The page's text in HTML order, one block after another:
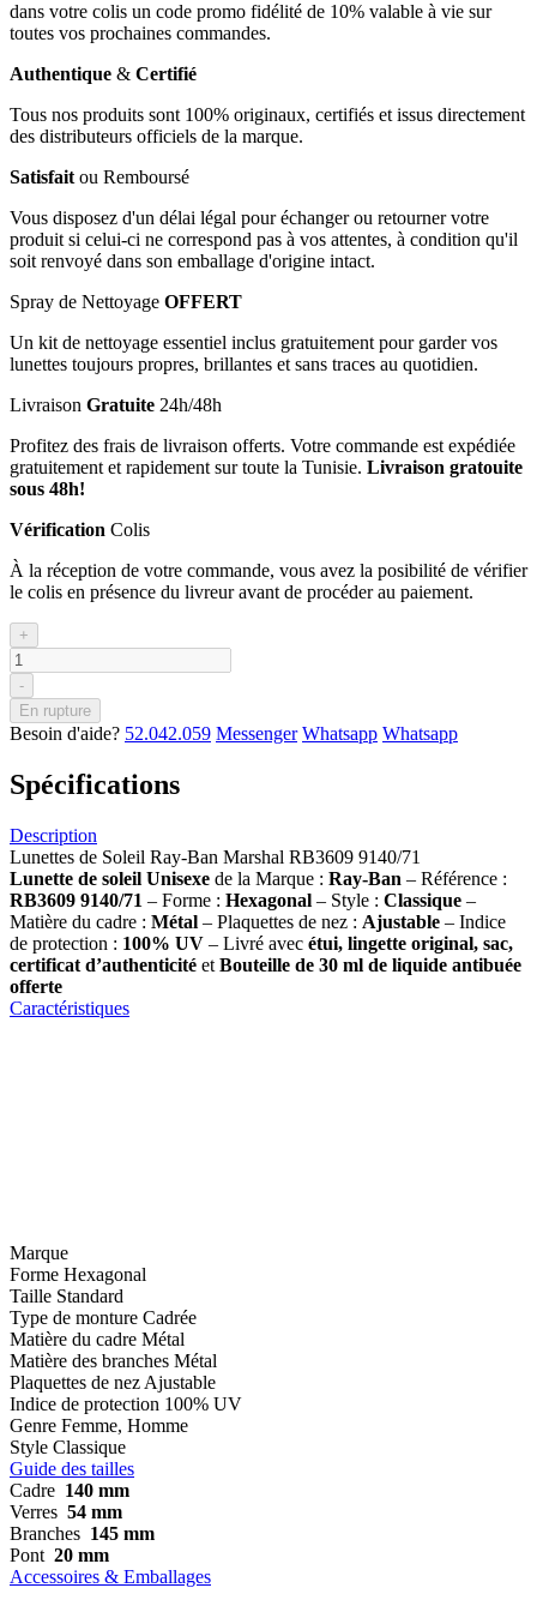
dans votre colis un code promo fidélité de 10% valable à vie sur
toutes vos prochaines commandes.
Authentique & Certifié
Tous nos produits sont 100% originaux, certifiés et issus directement
des distributeurs officiels de la marque.
Satisfait ou Remboursé
Vous disposez d'un délai légal pour échanger ou retourner votre
produit si celui-ci ne correspond pas à vos attentes, à condition qu'il
soit renvoyé dans son emballage d'origine intact.
Spray de Nettoyage OFFERT
Un kit de nettoyage essentiel inclus gratuitement pour garder vos
lunettes toujours propres, brillantes et sans traces au quotidien.
Livraison Gratuite 24h/48h
Profitez des frais de livraison offerts. Votre commande est expédiée
gratuitement et rapidement sur toute la Tunisie. Livraison gratouite
sous 48h!
Vérification Colis
À la réception de votre commande, vous avez la posibilité de vérifier
le colis en présence du livreur avant de procéder au paiement.
+
-
En rupture
Besoin d'aide? 52.042.059 Messenger Whatsapp Whatsapp
Spécifications
Description
Lunettes de Soleil Ray-Ban Marshal RB3609 9140/71
Lunette de soleil Unisexe de la Marque : Ray-Ban – Référence :
RB3609 9140/71 – Forme : Hexagonal – Style : Classique –
Matière du cadre : Métal – Plaquettes de nez : Ajustable – Indice
de protection : 100% UV – Livré avec étui, lingette original, sac,
certificat d’authenticité et Bouteille de 30 ml de liquide antibuée
offerte
Caractéristiques
Marque
Forme Hexagonal
Taille Standard
Type de monture Cadrée
Matière du cadre Métal
Matière des branches Métal
Plaquettes de nez Ajustable
Indice de protection 100% UV
Genre Femme, Homme
Style Classique
Guide des tailles
Cadre 140 mm
Verres 54 mm
Branches 145 mm
Pont 20 mm
Accessoires & Emballages